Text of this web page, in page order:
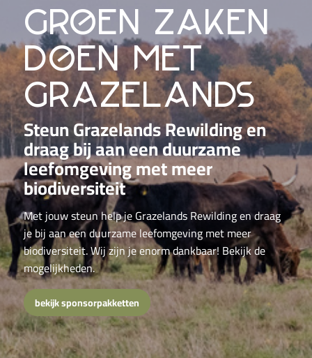
groen zaken
doen met
grazelands
Steun Grazelands Rewilding en
draag bij aan een duurzame
leefomgeving met meer
biodiversiteit
Met jouw steun help je Grazelands Rewilding en draag
je bij aan een duurzame leefomgeving met meer
biodiversiteit. Wij zijn je enorm dankbaar! Bekijk de
mogelijkheden.
bekijk sponsorpakketten